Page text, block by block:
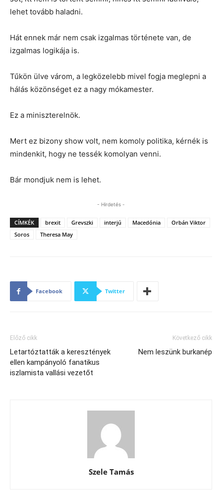
lehet tovább haladni.
Hát ennek már nem csak izgalmas története van, de
izgalmas logikája is.
Tűkön ülve várom, a legközelebb mivel fogja meglepni a
hálás közönséget ez a nagy mókamester.
Ez a miniszterelnök.
Mert ez bizony show volt, nem komoly politika, kérnék is
mindenkit, hogy ne tessék komolyan venni.
Bár mondjuk nem is lehet.
- Hirdetés -
CÍMKÉK brexit Grevszki interjú Macedónia
Orbán Viktor
Soros
Theresa May
Facebook Twitter
Előző cikk
Letartóztatták a keresztények
ellen kampányoló fanatikus
iszlamista vallási vezetőt
Következő cikk
Nem leszünk burkanép
Szele Tamás